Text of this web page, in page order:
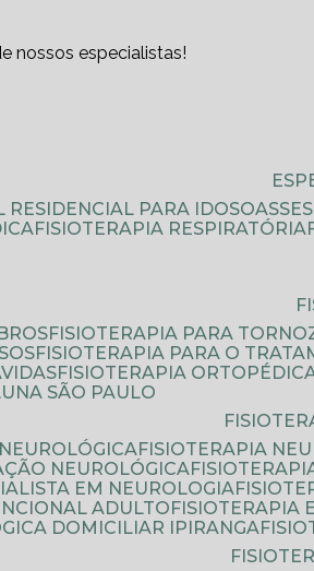
nossos especialistas!
RESIDENCIAL PARA IDOSO
FISIOTERAPIA RESPIRATÓRIA
FISIOTERAPIA PARA
FISIOTERAPIA PARA O
FISIOTERAPIA
SÃO PAULO
FISIOTERAPIA
NEUROLÓGICA
EM NEUROLOGIA
ADULTO
FISIOTERAPIA
DOMICILIAR IPIRANGA